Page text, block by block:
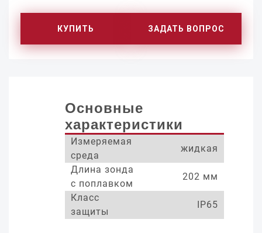
КУПИТЬ ЗАДАТЬ ВОПРОС
Основные
характеристики
Измеряемая
среда
жидкая
Длина зонда
с поплавком
202 мм
Класс
защиты
IP65